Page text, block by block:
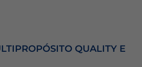
QUALITY E